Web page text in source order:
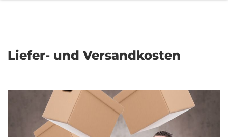
Liefer- und Versandkosten